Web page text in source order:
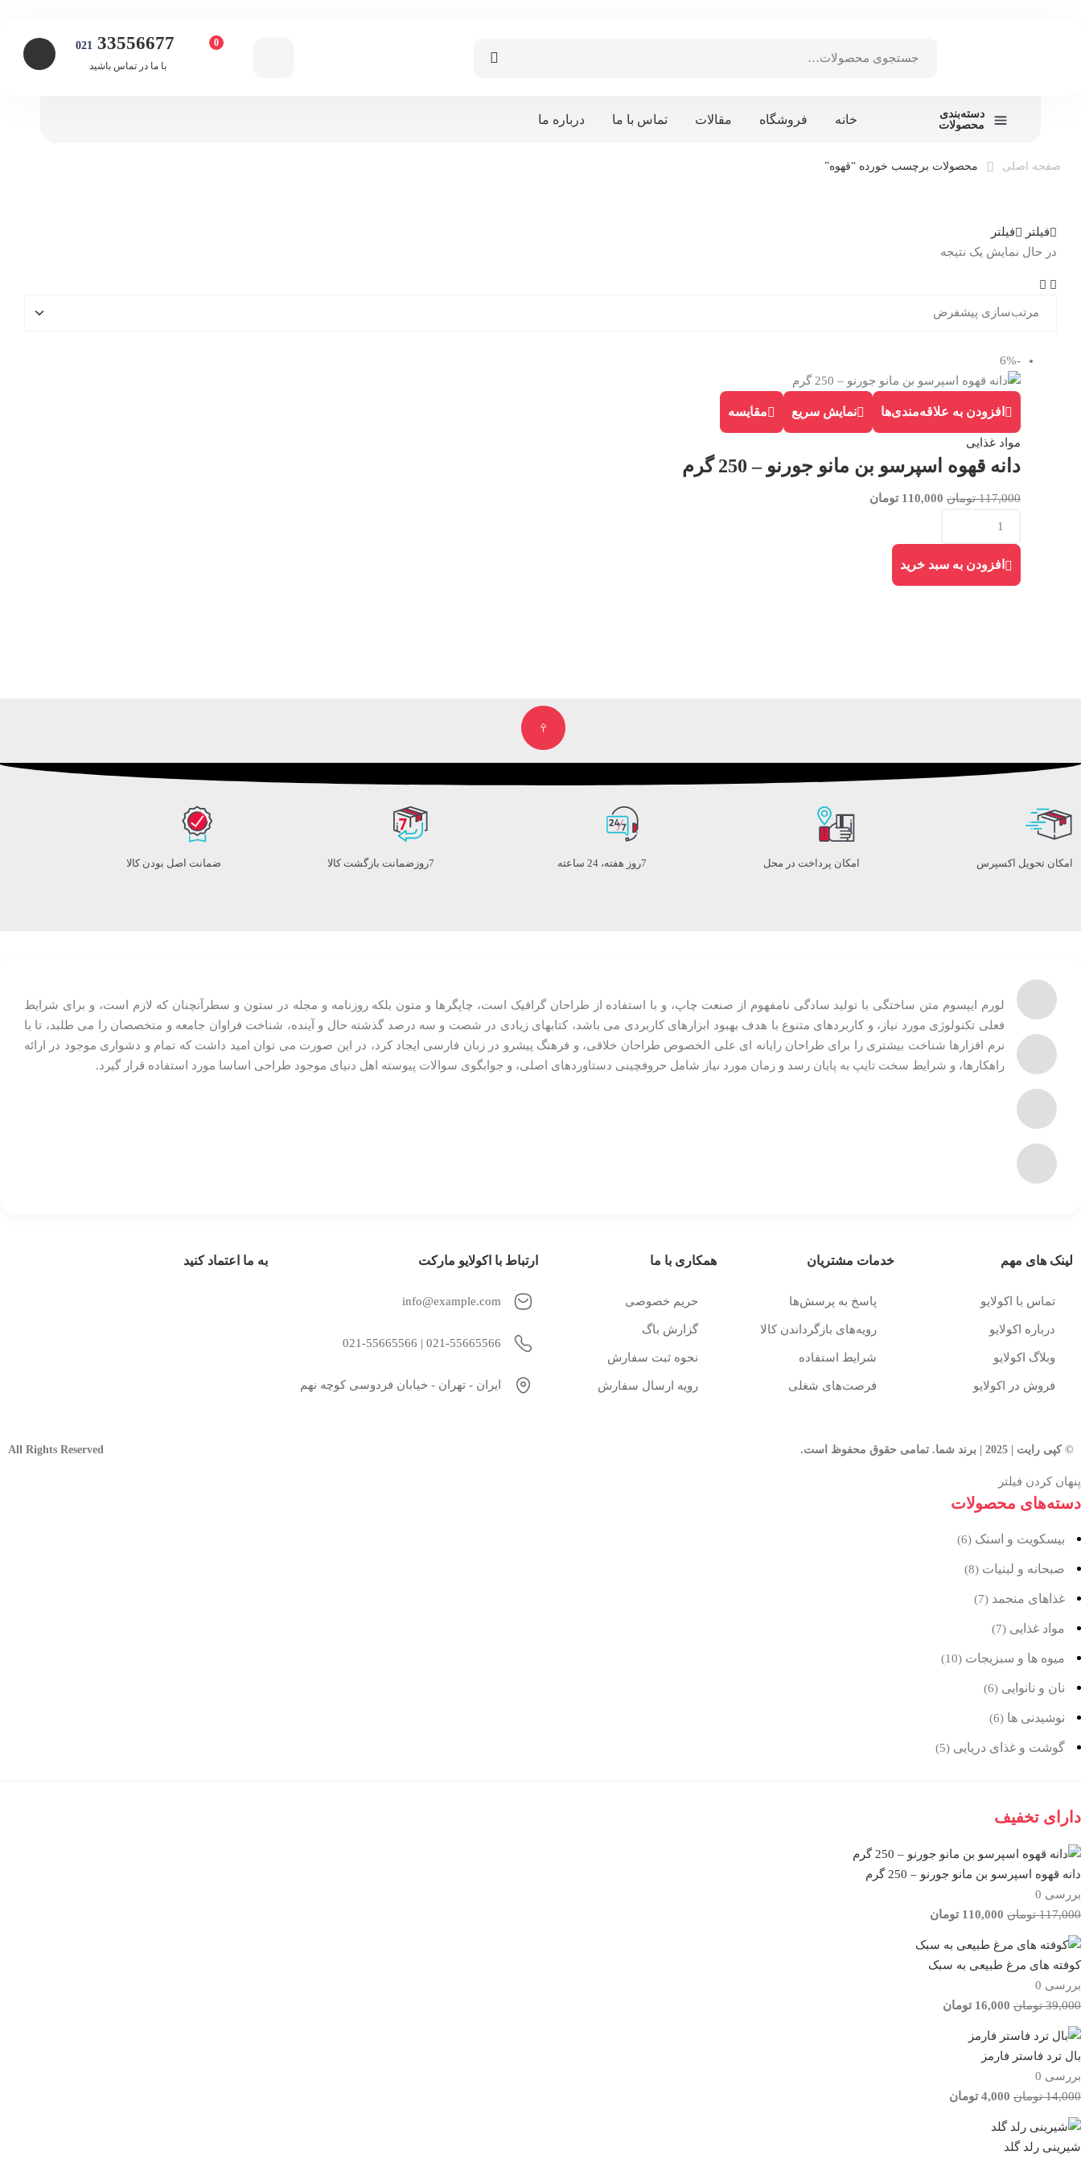
0
021 33556677
با ما در تماس باشید
دسته‌بندی
محصولات
خانه فروشگاه مقالات تماس با ما درباره ما
صفحه اصلی محصولات برچسب خورده “قهوه”
فیلتر
فیلتر
در حال نمایش یک نتیجه
-6%
افزودن به علاقه‌مندی‌ها نمایش سریع مقایسه
مواد غذایی
دانه قهوه اسپرسو بن مانو جورنو – 250 گرم
117,000 تومان 110,000 تومان
افزودن به سبد خرید
امکان تحویل اکسپرس امکان پرداخت در محل 7روز هفته، 24 ساعته 7روزضمانت بازگشت کالا ضمانت اصل بودن کالا
لورم ایپسوم متن ساختگی با تولید سادگی نامفهوم از صنعت چاپ، و با استفاده از طراحان گرافیک است، چاپگرها و متون بلکه روزنامه و مجله در ستون و سطرآنچنان که لازم است، و برای شرایط
فعلی تکنولوژی مورد نیاز، و کاربردهای متنوع با هدف بهبود ابزارهای کاربردی می باشد، کتابهای زیادی در شصت و سه درصد گذشته حال و آینده، شناخت فراوان جامعه و متخصصان را می طلبد، تا با
نرم افزارها شناخت بیشتری را برای طراحان رایانه ای علی الخصوص طراحان خلاقی، و فرهنگ پیشرو در زبان فارسی ایجاد کرد، در این صورت می توان امید داشت که تمام و دشواری موجود در ارائه
راهکارها، و شرایط سخت تایپ به پایان رسد و زمان مورد نیاز شامل حروفچینی دستاوردهای اصلی، و جوابگوی سوالات پیوسته اهل دنیای موجود طراحی اساسا مورد استفاده قرار گیرد.
لینک های مهم
تماس با اکولایو
درباره اکولایو
وبلاگ اکولایو
فروش در اکولایو
خدمات مشتریان
پاسخ به پرسش‌ها
رویه‌های بازگرداندن کالا
شرایط استفاده
فرصت‌های شغلی
همکاری با ما
حریم خصوصی
گزارش باگ
نحوه ثبت سفارش
رویه ارسال سفارش
ارتباط با اکولایو مارکت
info@example.com
021-55665566 | 021-55665566
ایران - تهران - خیابان فردوسی کوچه نهم
به ما اعتماد کنید
© کپی رایت | 2025 | برند شما. تمامی حقوق محفوظ است. All Rights Reserved
پنهان کردن فیلتر
دسته‌های محصولات
بیسکویت و اسنک (6)
صبحانه و لبنیات (8)
غذاهای منجمد (7)
مواد غذایی (7)
میوه ها و سبزیجات (10)
نان و نانوایی (6)
نوشیدنی ها (6)
گوشت و غذای دریایی (5)
دارای تخفیف
دانه قهوه اسپرسو بن مانو جورنو – 250 گرم
بررسی 0
117,000 تومان 110,000 تومان
کوفته های مرغ طبیعی به سبک
بررسی 0
39,000 تومان 16,000 تومان
بال ترد فاستر فارمز
بررسی 0
14,000 تومان 4,000 تومان
شیرینی رلد گلد